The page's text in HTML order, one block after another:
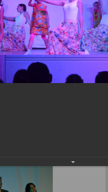
Электронная почта
› Новости
›
и спорта
культуры и